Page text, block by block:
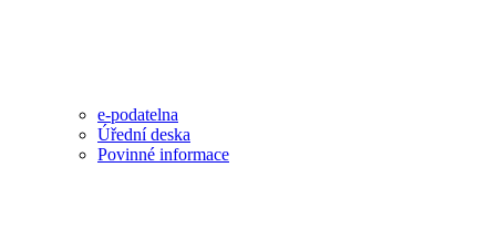
e-podatelna
Úřední deska
Povinné informace